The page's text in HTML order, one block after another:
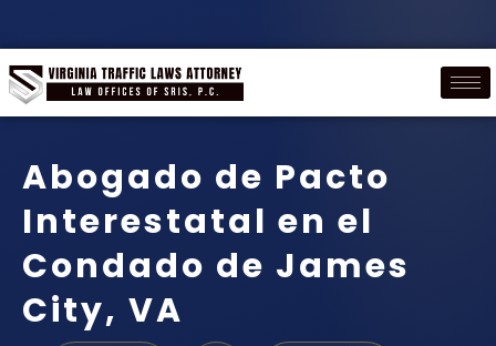
Abogado de Pacto
Interestatal en el
Condado de James
City, VA